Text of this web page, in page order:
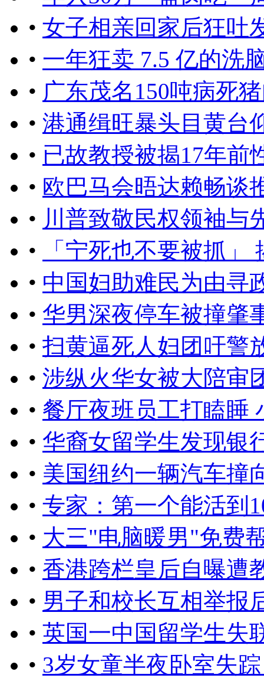
• 女子相亲回家后狂吐
• 一年狂卖 7.5 亿的洗
• 广东茂名150吨病死
• 港通缉旺暴头目黄台
• 已故教授被揭17年前
• 欧巴马会晤达赖畅谈
• 川普致敬民权领袖与
•
「宁死也不要被抓
• 中国妇助难民为由寻
• 华男深夜停车被撞肇
• 扫黄逼死人妇团吁警
• 涉纵火华女被大陪审
• 餐厅夜班员工打瞌睡
• 华裔女留学生发现银
• 美国纽约一辆汽车撞
• 专家：第一个能活到
• 大三"电脑暖男"免费
• 香港跨栏皇后自曝遭
• 男子和校长互相举报
• 英国一中国留学生失
• 3岁女童半夜卧室失